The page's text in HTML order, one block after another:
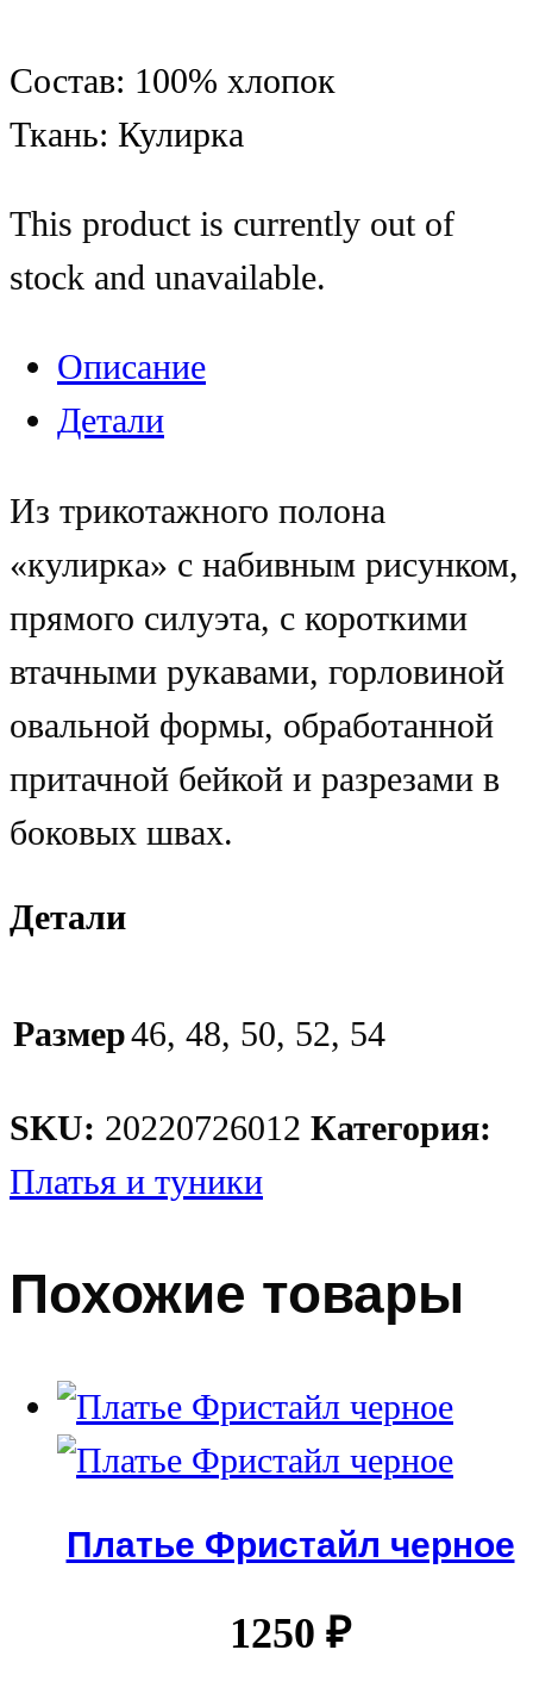
Состав: 100% хлопок
Ткань: Кулирка
This product is currently out of
stock and unavailable.
Описание
Детали
Из трикотажного полона
«кулирка» с набивным рисунком,
прямого силуэта, с короткими
втачными рукавами, горловиной
овальной формы, обработанной
притачной бейкой и разрезами в
боковых швах.
Детали
Размер46, 48, 50, 52, 54
SKU: 20220726012 Категория:
Платья и туники
Похожие товары
Платье Фристайл черное
1250 ₽